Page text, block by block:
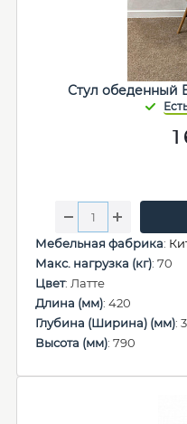
Стул обеденный
1
Мебельная фабрика:
Макс. нагрузка (кг): 70
Цвет: Латте
Длина (мм): 420
Глубина (Ширина) (мм):
Высота (мм): 790